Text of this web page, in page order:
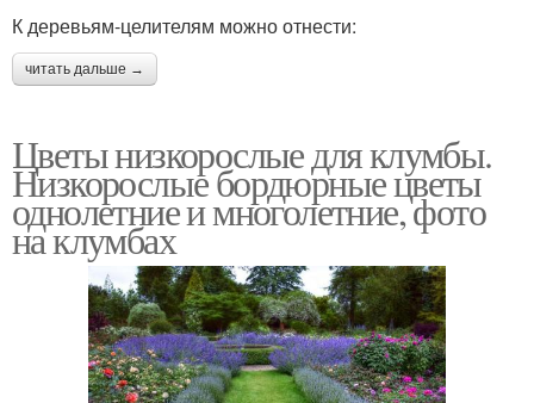
К деревьям-целителям можно отнести:
читать дальше →
Цветы низкорослые для клумбы.
Низкорослые бордюрные цветы
однолетние и многолетние, фото
на клумбах